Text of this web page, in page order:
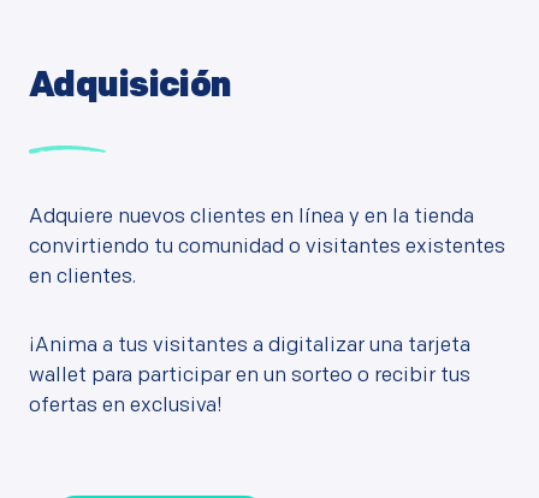
Adquisición
Adquiere nuevos clientes en línea y en la tienda
convirtiendo tu comunidad o visitantes existentes
en clientes.
¡Anima a tus visitantes a digitalizar una tarjeta
wallet para participar en un sorteo o recibir tus
ofertas en exclusiva!